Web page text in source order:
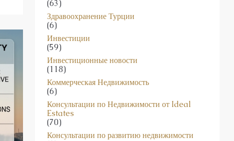
Законодательство и налогообложение
(63)
Здравоохранение Турции
(6)
Инвестиции
(59)
Инвестиционные новости
(118)
Коммерческая Недвижимость
(6)
Консультации по Недвижимости от Ideal
Estates
(70)